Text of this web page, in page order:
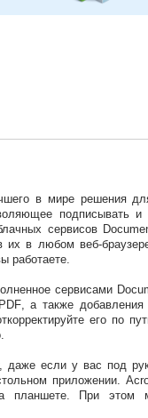
в мире решения
подписывать и
сервисов
их в любом веб-
работаете.
сервисами
а также
его по
даже если у вас под
приложении.
планшете. При этом